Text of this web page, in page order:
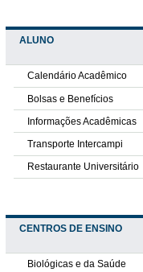
ALUNO
Calendário Acadêmico
Bolsas e Benefícios
Informações Acadêmicas
Transporte Intercampi
Restaurante Universitário
CENTROS DE ENSINO
Biológicas e da Saúde